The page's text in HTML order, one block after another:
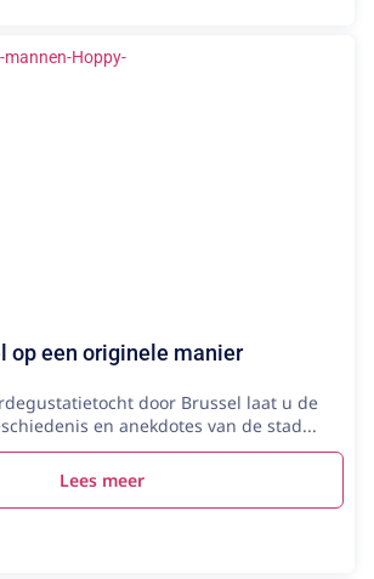
op een originele manier
door Brussel laat u de
en anekdotes van de stad...
Lees meer